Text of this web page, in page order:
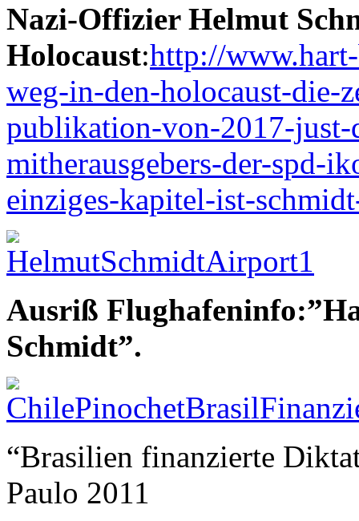
Nazi-Offizier Helmut
Holocaust:http://
weg-in-den-holocaust-die-
publikation-von-2017-just-
mitherausgebers-der-spd-
einziges-kapitel-ist-
Ausriß
Schmidt”.
“Brasilien finanzierte
Paulo 2011